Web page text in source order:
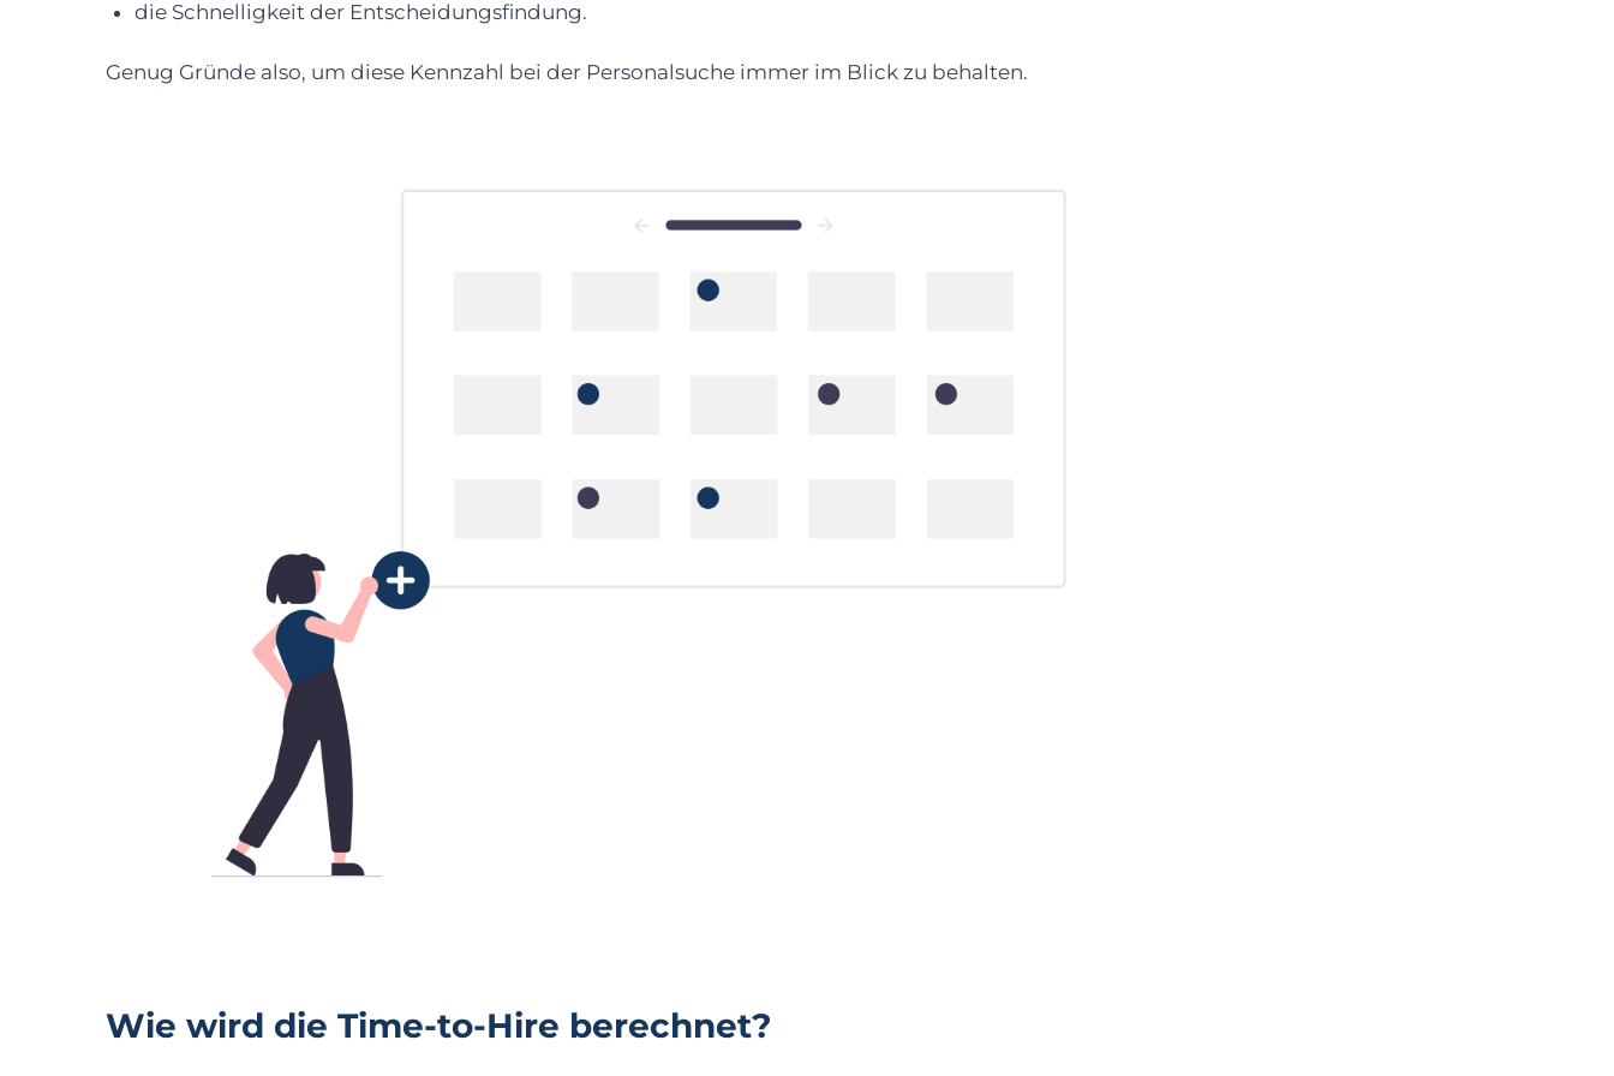
die Schnelligkeit der Entscheidungsfindung.
Genug Gründe also, um diese Kennzahl bei der Personalsuche immer im Blick zu behalten.
Wie wird die Time-to-Hire berechnet?